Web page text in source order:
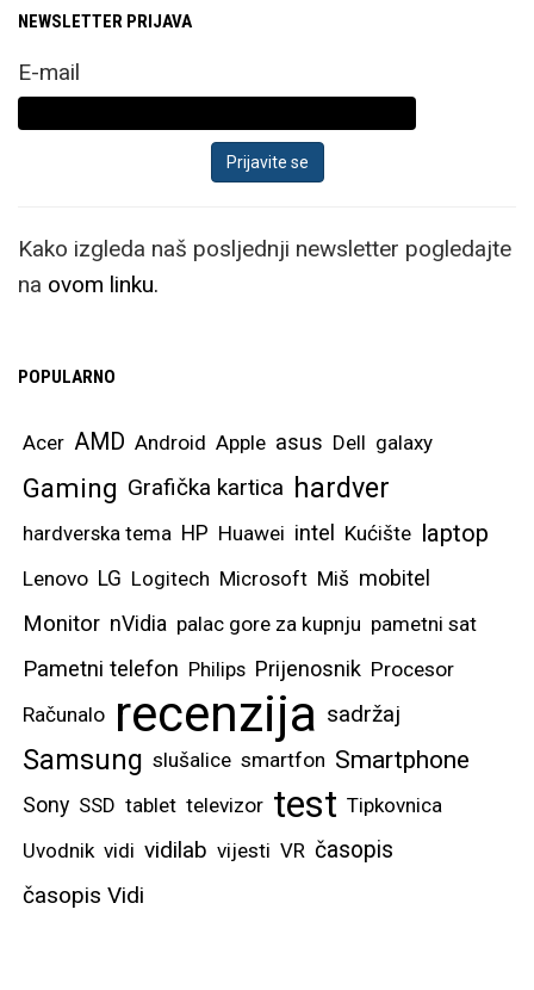
NEWSLETTER PRIJAVA
E-mail
Kako izgleda naš posljednji newsletter pogledajte
na ovom linku.
POPULARNO
Acer AMD Android Apple asus Dell galaxy
Gaming Grafička kartica hardver
hardverska tema HP Huawei intel Kućište laptop
Lenovo LG Logitech Microsoft Miš mobitel
Monitor nVidia palac gore za kupnju pametni sat
Pametni telefon Philips Prijenosnik Procesor
Računalo recenzija sadržaj
Samsung slušalice smartfon Smartphone
Sony SSD tablet televizor test Tipkovnica
Uvodnik vidi vidilab vijesti VR časopis
časopis Vidi